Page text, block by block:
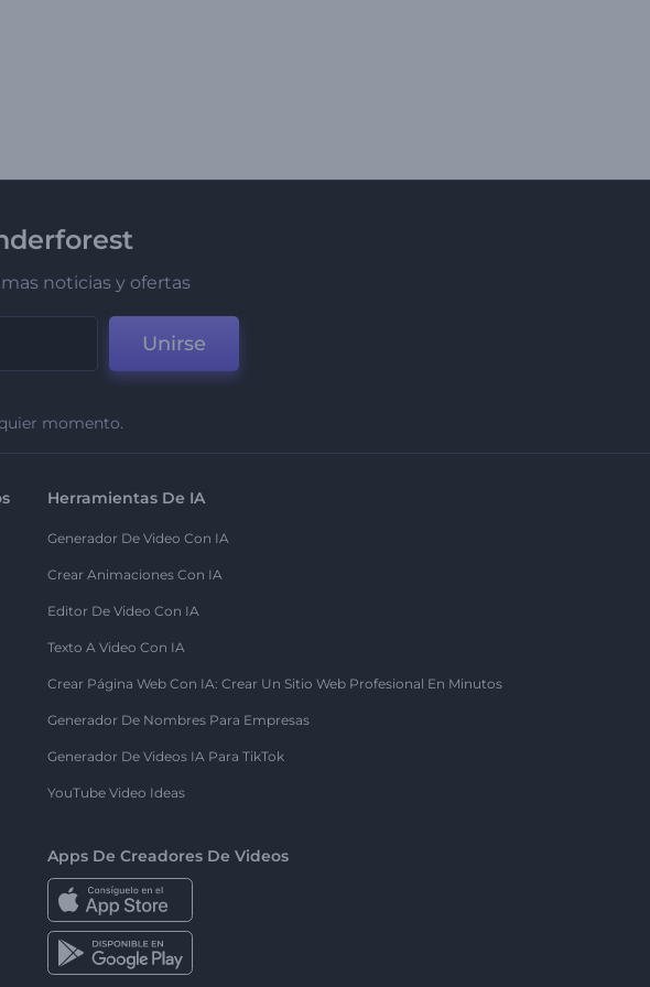
noticias y ofertas
Unirse
momento.
Herramientas De IA
Generador De Video Con IA
Crear Animaciones Con IA
Editor De Video Con IA
Texto A Video Con IA
Crear Página Web Con IA: Crear Un Sitio Web Profesional En Minutos
Generador De Nombres Para Empresas
Generador De Videos IA Para TikTok
YouTube Video Ideas
Apps De Creadores De Videos